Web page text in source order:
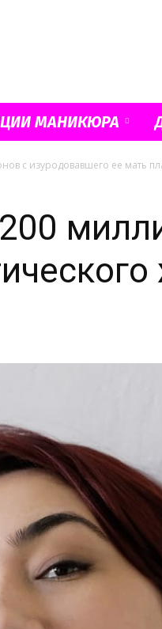
МАНИКЮРА
с изуродовавшего ее мать